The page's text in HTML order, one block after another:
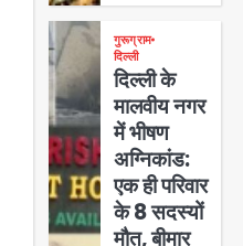
गुरूग्राम
दिल्ली
दिल्ली के
मालवीय नगर
में भीषण
अग्निकांड:
एक ही परिवार
के 8 सदस्यों
मौत, बीमार